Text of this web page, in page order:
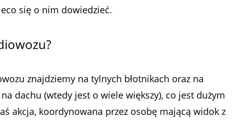
się o nim dowiedzieć.
znajdziemy na tylnych błotnikach oraz na
dachu (wtedy jest o wiele większy), co jest dużym
akcja, koordynowana przez osobę mającą widok z